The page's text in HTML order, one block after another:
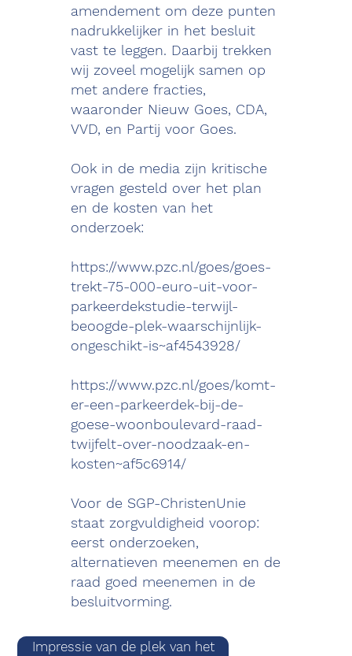
amendement om deze punten
nadrukkelijker in het besluit
vast te leggen. Daarbij trekken
wij zoveel mogelijk samen op
met andere fracties,
waaronder Nieuw Goes, CDA,
VVD, en Partij voor Goes.
Ook in de media zijn kritische
vragen gesteld over het plan
en de kosten van het
onderzoek:
https://www.pzc.nl/goes/goes-
trekt-75-000-euro-uit-voor-
parkeerdekstudie-terwijl-
beoogde-plek-waarschijnlijk-
ongeschikt-is~af4543928/
https://www.pzc.nl/goes/komt-
er-een-parkeerdek-bij-de-
goese-woonboulevard-raad-
twijfelt-over-noodzaak-en-
kosten~af5c6914/
Voor de SGP-ChristenUnie
staat zorgvuldigheid voorop:
eerst onderzoeken,
alternatieven meenemen en de
raad goed meenemen in de
besluitvorming.
Impressie van de plek van het